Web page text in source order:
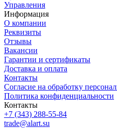
Управления
Информация
О компании
Реквизиты
Отзывы
Вакансии
Гарантии и сертификаты
Доставка и оплата
Контакты
Согласие на обработку
Политика конфиденциальности
Контакты
+7 (343) 288-55-84
trade@alart.su